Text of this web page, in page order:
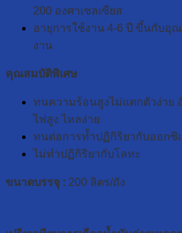
200 องศาเซลเซียส
อายุการใช้งาน 4-6 ปี ขึ้นกับอุ
งาน
คุณสมบัติพิเศษ
ทนความร้อนสูงไม่แตกตัวง่าย
ไฟสูง ไหลง่าย
ทนต่อการท้ำปฏิกิริยากับออกซิ
ไม่ทำปฏิกิริยากับโลหะ
ขนาดบรรจุ : 200 ลิตร/ถัง